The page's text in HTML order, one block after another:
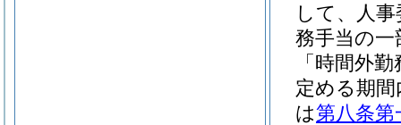
して、人
務手当の
「時間外
定める期
は第八条第